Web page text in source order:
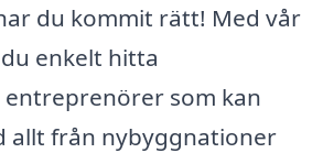
du kommit rätt! Med vår
enkelt hitta
som kan
allt från nybyggnationer